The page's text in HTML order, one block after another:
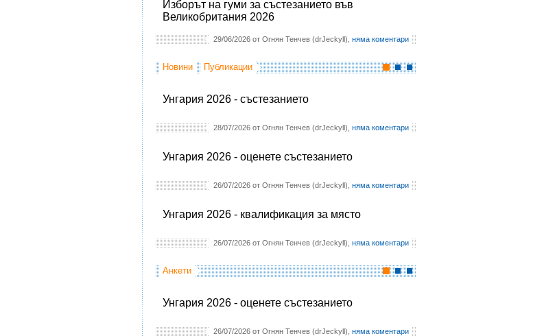
Изборът на гуми за състезанието във
Великобритания 2026
29/06/2026 от Огнян Тенчев (drJeckyll), няма коментари
Новини Публикации
Унгария 2026 - състезанието
28/07/2026 от Огнян Тенчев (drJeckyll), няма коментари
Унгария 2026 - оценете състезанието
26/07/2026 от Огнян Тенчев (drJeckyll), няма коментари
Унгария 2026 - квалификация за място
26/07/2026 от Огнян Тенчев (drJeckyll), няма коментари
Анкети
Унгария 2026 - оценете състезанието
26/07/2026 от Огнян Тенчев (drJeckyll), няма коментари